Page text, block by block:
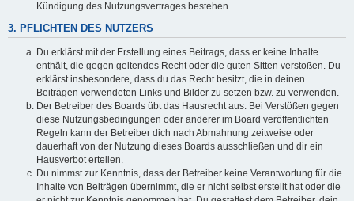
Kündigung des Nutzungsvertrages bestehen.
3. PFLICHTEN DES NUTZERS
Du erklärst mit der Erstellung eines Beitrags, dass er keine Inhalte
enthält, die gegen geltendes Recht oder die guten Sitten verstoßen. Du
erklärst insbesondere, dass du das Recht besitzt, die in deinen
Beiträgen verwendeten Links und Bilder zu setzen bzw. zu verwenden.
Der Betreiber des Boards übt das Hausrecht aus. Bei Verstößen gegen
diese Nutzungsbedingungen oder anderer im Board veröffentlichten
Regeln kann der Betreiber dich nach Abmahnung zeitweise oder
dauerhaft von der Nutzung dieses Boards ausschließen und dir ein
Hausverbot erteilen.
Du nimmst zur Kenntnis, dass der Betreiber keine Verantwortung für die
Inhalte von Beiträgen übernimmt, die er nicht selbst erstellt hat oder die